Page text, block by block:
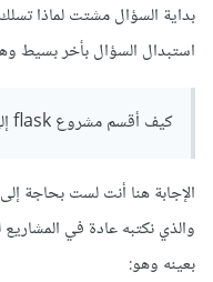
بداية السؤال مشتت لماذا
استبدال السؤال بأخر بسيط
كيف أقسم مشروع flask إلى عدة أجزاء أو ملفات
الإجابة هنا أنت لست بحاجة
والذي نكتبه عادة في
بعينه وهو: